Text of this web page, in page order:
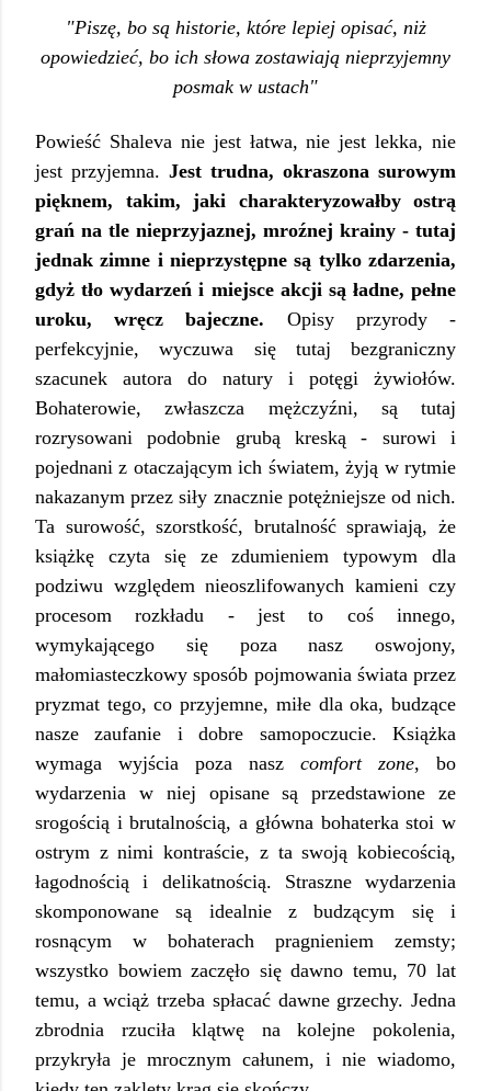
"Piszę, bo są historie, które lepiej opisać, niż
opowiedzieć, bo ich słowa zostawiają nieprzyjemny
posmak w ustach"
Powieść Shaleva nie jest łatwa, nie jest lekka, nie
jest przyjemna. Jest trudna, okraszona surowym
pięknem, takim, jaki charakteryzowałby ostrą
grań na tle nieprzyjaznej, mroźnej krainy - tutaj
jednak zimne i nieprzystępne są tylko zdarzenia,
gdyż tło wydarzeń i miejsce akcji są ładne, pełne
uroku, wręcz bajeczne. Opisy przyrody -
perfekcyjnie, wyczuwa się tutaj bezgraniczny
szacunek autora do natury i potęgi żywiołów.
Bohaterowie, zwłaszcza mężczyźni, są tutaj
rozrysowani podobnie grubą kreską - surowi i
pojednani z otaczającym ich światem, żyją w rytmie
nakazanym przez siły znacznie potężniejsze od nich.
Ta surowość, szorstkość, brutalność sprawiają, że
książkę czyta się ze zdumieniem typowym dla
podziwu względem nieoszlifowanych kamieni czy
procesom rozkładu - jest to coś innego,
wymykającego się poza nasz oswojony,
małomiasteczkowy sposób pojmowania świata przez
pryzmat tego, co przyjemne, miłe dla oka, budzące
nasze zaufanie i dobre samopoczucie. Książka
wymaga wyjścia poza nasz comfort zone, bo
wydarzenia w niej opisane są przedstawione ze
srogością i brutalnością, a główna bohaterka stoi w
ostrym z nimi kontraście, z ta swoją kobiecością,
łagodnością i delikatnością. Straszne wydarzenia
skomponowane są idealnie z budzącym się i
rosnącym w bohaterach pragnieniem zemsty;
wszystko bowiem zaczęło się dawno temu, 70 lat
temu, a wciąż trzeba spłacać dawne grzechy. Jedna
zbrodnia rzuciła klątwę na kolejne pokolenia,
przykryła je mrocznym całunem, i nie wiadomo,